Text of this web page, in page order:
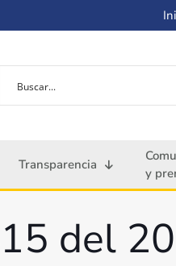
Transparencia
y
del